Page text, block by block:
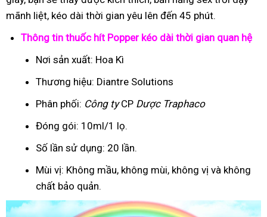
mãnh liệt, kéo dài thời gian yêu lên đến 45 phút.
Thông tin thuốc hít Popper kéo dài thời gian quan hệ
Nơi sản xuất: Hoa Kì
Thương hiệu: Diantre Solutions
Phân phối: Công tyCP Dược Traphaco
Đóng gói: 10ml/1 lọ.
Số lần sử dụng: 20 lần.
Mùi vị: Không mầu, không mùi, không vị và không
chất bảo quản.